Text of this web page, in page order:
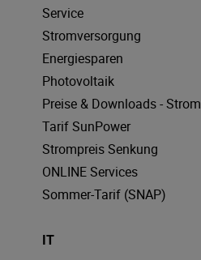
Service
Stromversorgung
Energiesparen
Photovoltaik
Preise & Downloads - Strom
Tarif SunPower
Strompreis Senkung
ONLINE Services
Sommer-Tarif (SNAP)
IT